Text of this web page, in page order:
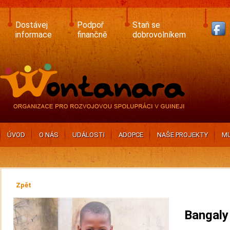
Skip
main
content
Dostávej
informace
Podpoř
finančně
Staň se
dobrovolníkem
ÚVOD O NÁS UDÁLOSTI ADOPCE NAŠE PROJEKTY
Zpět